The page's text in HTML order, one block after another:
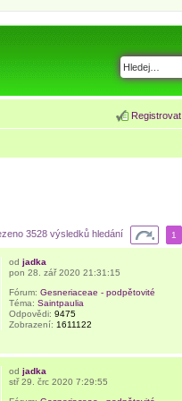
Registrovat
3528 výsledků hledání 1
odjadka
pon 28. zář 2020 21:31:15
Fórum:Gesneriaceae - podpětovité
Téma:Saintpaulia
Odpovědi:9475
Zobrazení: 1611122
odjadka
stř 29. črc 2020 7:29:55